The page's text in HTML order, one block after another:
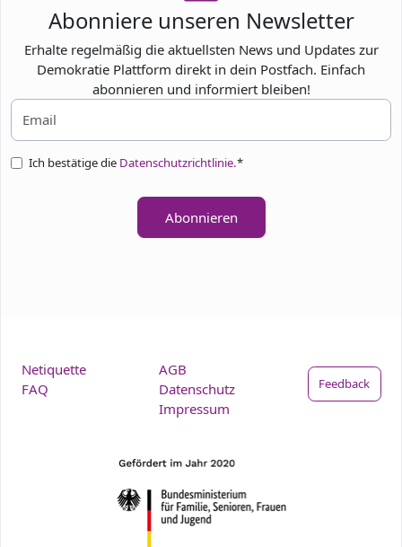
Abonniere unseren Newsletter
Erhalte regelmäßig die aktuellsten News und Updates zur
Demokratie Plattform direkt in dein Postfach. Einfach
abonnieren und informiert bleiben!
Ich bestätige die Datenschutzrichtlinie.*
Abonnieren
Netiquette
FAQ
AGB
Datenschutz
Impressum
Feedback